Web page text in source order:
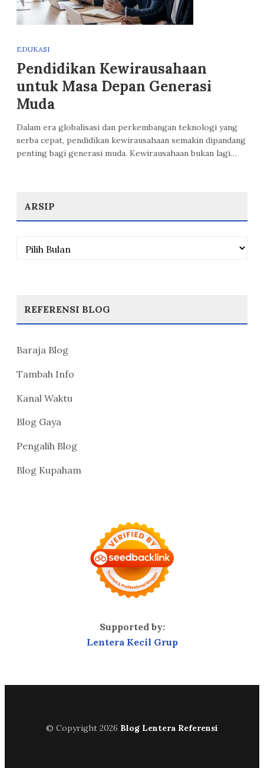
EDUKASI
Pendidikan Kewirausahaan
untuk Masa Depan Generasi
Muda
Dalam era globalisasi dan perkembangan teknologi yang
serba cepat, pendidikan kewirausahaan semakin dipandang
penting bagi generasi muda. Kewirausahaan bukan lagi…
ARSIP
Arsip
REFERENSI BLOG
Baraja Blog
Tambah Info
Kanal Waktu
Blog Gaya
Pengalih Blog
Blog Kupaham
Supported by:
Lentera Kecil Grup
© Copyright 2026 Blog Lentera Referensi